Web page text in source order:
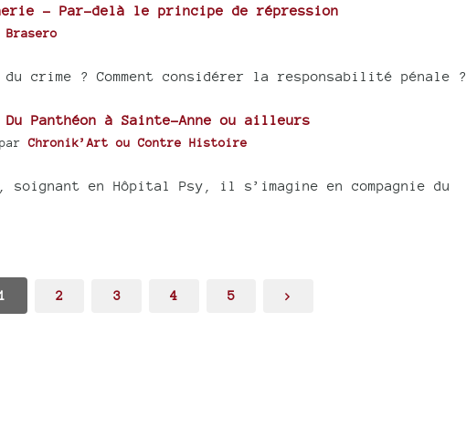
- Par-delà le principe de répression
Brasero
crime ? Comment considérer la responsabilité pénale ?
Du Panthéon à Sainte-Anne ou ailleurs
parChronik’Art ou Contre Histoire
soignant en Hôpital Psy, il s’imagine en compagnie du
2 3 4 5 >